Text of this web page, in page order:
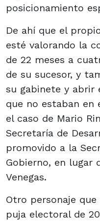
posicionamiento
De ahí que el
esté valorando la
de 22 meses a
de su sucesor, y
su gabinete y abrir
que no estaban en
el caso de Mario
Secretaría de
promovido a la
Gobierno, en lugar
Venegas.
Otro personaje
puja electoral de